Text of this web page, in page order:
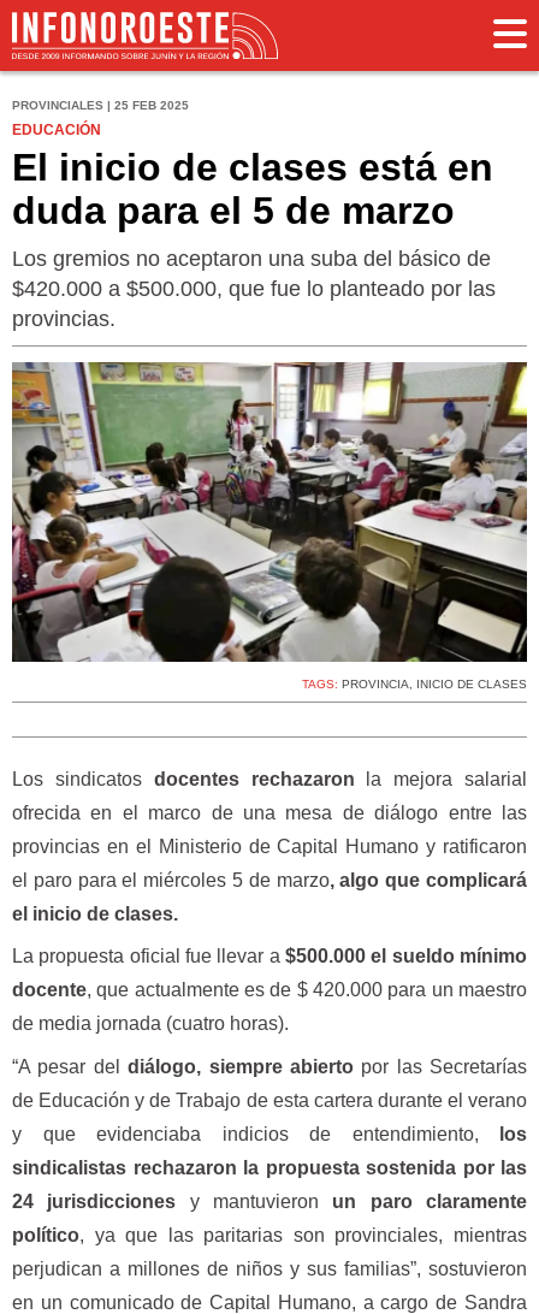
PROVINCIALES | 25 FEB 2025
EDUCACIÓN
El inicio de clases está en
duda para el 5 de marzo
Los gremios no aceptaron una suba del básico de
$420.000 a $500.000, que fue lo planteado por las
provincias.
TAGS: PROVINCIA, INICIO DE CLASES
Los sindicatos docentes rechazaron la mejora salarial
ofrecida en el marco de una mesa de diálogo entre las
provincias en el Ministerio de Capital Humano y ratificaron
el paro para el miércoles 5 de marzo, algo que complicará
el inicio de clases.
La propuesta oficial fue llevar a$500.000 el sueldo mínimo
docente, que actualmente es de $ 420.000 para un maestro
de media jornada (cuatro horas).
“A pesar deldiálogo, siempre abiertopor las Secretarías
de Educación y de Trabajo de esta cartera durante el verano
y que evidenciaba indicios de entendimiento, los
sindicalistas rechazaron la propuesta sostenida por las
24 jurisdicciones y mantuvieron un paro claramente
político, ya que las paritarias son provinciales, mientras
perjudican a millones de niños y sus familias”, sostuvieron
en un comunicado de Capital Humano, a cargo de Sandra